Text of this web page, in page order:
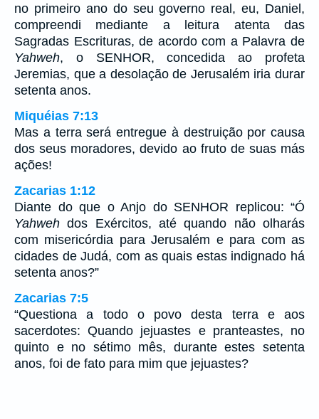
no primeiro ano do seu governo real, eu, Daniel,
compreendi mediante a leitura atenta das
Sagradas Escrituras, de acordo com a Palavra de
Yahweh, o SENHOR, concedida ao profeta
Jeremias, que a desolação de Jerusalém iria durar
setenta anos.
Miquéias 7:13
Mas a terra será entregue à destruição por causa
dos seus moradores, devido ao fruto de suas más
ações!
Zacarias 1:12
Diante do que o Anjo do SENHOR replicou: “Ó
Yahweh dos Exércitos, até quando não olharás
com misericórdia para Jerusalém e para com as
cidades de Judá, com as quais estas indignado há
setenta anos?”
Zacarias 7:5
“Questiona a todo o povo desta terra e aos
sacerdotes: Quando jejuastes e pranteastes, no
quinto e no sétimo mês, durante estes setenta
anos, foi de fato para mim que jejuastes?